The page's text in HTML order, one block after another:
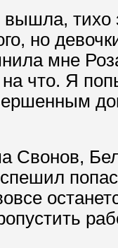
тихо
но
мне
на что. Я
Свонов,